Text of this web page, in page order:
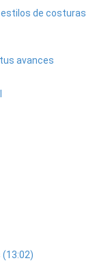
estilos de costuras
avances
(13:02)